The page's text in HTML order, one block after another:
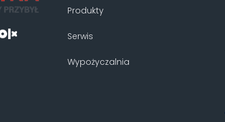
Produkty
Serwis
Wypożyczalnia